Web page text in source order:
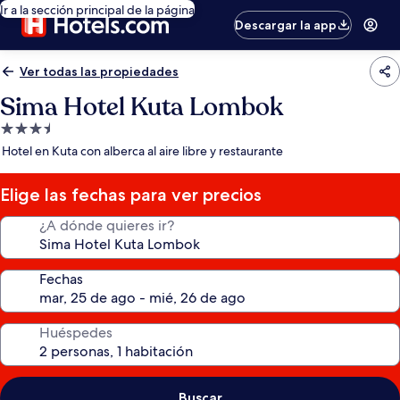
Ir a la sección principal de la página
Descargar la app
Ver todas las propiedades
Sima Hotel Kuta Lombok
Propiedad
de
estrellas
Hotel en Kuta con alberca al aire libre y restaurante
Elige las fechas para ver precios
¿A dónde quieres ir?
Fechas
Huéspedes